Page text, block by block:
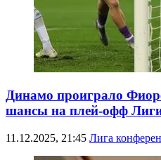
Динамо проиграло
шансы на плей-офф
11.12.2025, 21:45 Лига